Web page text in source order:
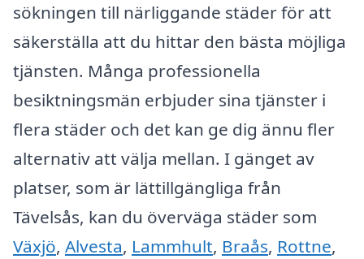
sökningen till närliggande städer för att
säkerställa att du hittar den bästa möjliga
tjänsten. Många professionella
besiktningsmän erbjuder sina tjänster i
flera städer och det kan ge dig ännu fler
alternativ att välja mellan. I gänget av
platser, som är lättillgängliga från
Tävelsås, kan du överväga städer som
Växjö, Alvesta, Lammhult, Braås, Rottne,